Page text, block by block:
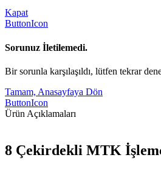
Kapat
ButtonIcon
Sorunuz İletilemedi.
Bir sorunla karşılaşıldı, lütfen tekrar
Tamam, Anasayfaya Dön
ButtonIcon
Ürün Açıklamaları
8 Çekirdekli MTK